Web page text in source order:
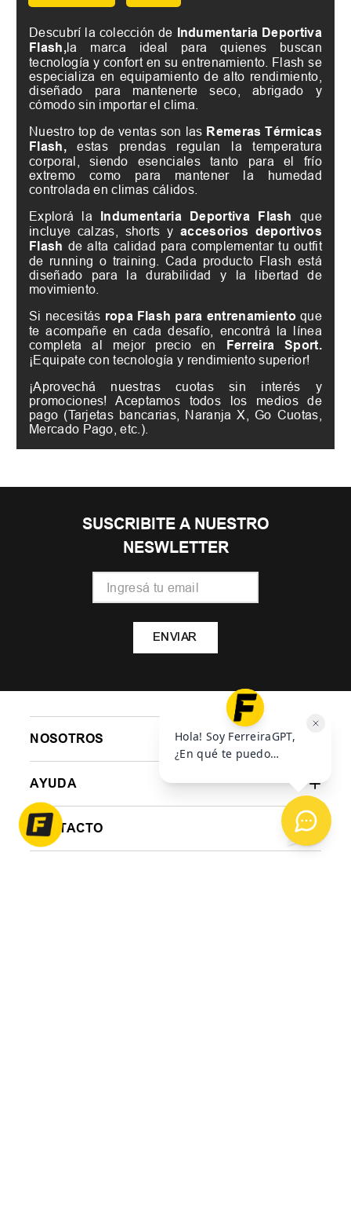
Descubrí la colección de Indumentaria Deportiva
Flash,la marca ideal para quienes buscan
tecnología y confort en su entrenamiento. Flash se
especializa en equipamiento de alto rendimiento,
diseñado para mantenerte seco, abrigado y
cómodo sin importar el clima.
Nuestro top de ventas son las Remeras Térmicas
Flash,estas prendas regulan la temperatura
corporal, siendo esenciales tanto para el frío
extremo como para mantener la humedad
controlada en climas cálidos.
Explorá la Indumentaria Deportiva Flash que
incluye calzas, shorts y accesorios deportivos
Flash de alta calidad para complementar tu outfit
de running o training. Cada producto Flash está
diseñado para la durabilidad y la libertad de
movimiento.
Si necesitás ropa Flash para entrenamientoque
te acompañe en cada desafío, encontrá la línea
completa al mejor precio en
Ferreira Sport.
¡Equipate con tecnología y rendimiento superior!
¡Aprovechá nuestras cuotas sin interés y
promociones! Aceptamos todos los medios de
pago (Tarjetas bancarias, Naranja X, Go Cuotas,
Mercado Pago, etc.).
SUSCRIBITE A NUESTRO
NESWLETTER
ENVIAR
NOSOTROS
AYUDA
CONTACTO